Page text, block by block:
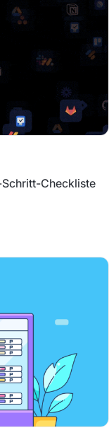
Checkliste